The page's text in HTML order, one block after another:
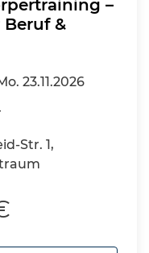
–
&
23.11.2026
Str. 1,